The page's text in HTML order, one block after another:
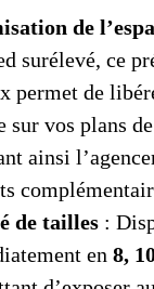
de
surélevé, ce
permet de
sur vos plans
ainsi
de tailles :
en 8,